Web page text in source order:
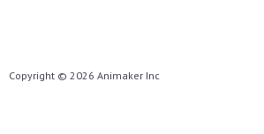
Copyright © 2026 Animaker Inc